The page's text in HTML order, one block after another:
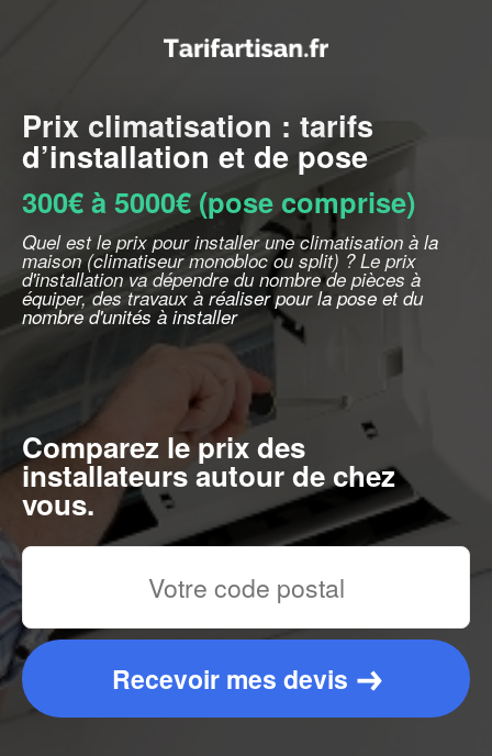
Prix climatisation : tarifs
d’installation et de pose
300€ à 5000€ (pose comprise)
Quel est le prix pour installer une climatisation à la
maison (climatiseur monobloc ou split) ? Le prix
d'installation va dépendre du nombre de pièces à
équiper, des travaux à réaliser pour la pose et du
nombre d'unités à installer
Comparez le prix des
installateurs autour de chez
vous.
Recevoir mes devis